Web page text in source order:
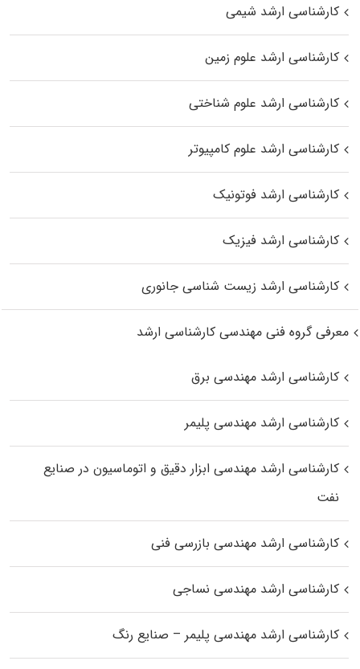
کارشناسی ارشد شیمی
کارشناسی ارشد علوم زمین
کارشناسی ارشد علوم شناختی
کارشناسی ارشد علوم کامپیوتر
کارشناسی ارشد فوتونیک
کارشناسی ارشد فیزیک
کارشناسی ارشد زیست‌ شناسی جانوری
معرفی گروه فنی مهندسی کارشناسی ارشد
کارشناسی ارشد مهندسی برق
کارشناسی ارشد مهندسی پلیمر
کارشناسی ارشد مهندسی ابزار دقیق و اتوماسیون در صنایع
نفت
کارشناسی ارشد مهندسی بازرسی فنی
کارشناسی ارشد مهندسی نساجی
کارشناسی ارشد مهندسی پلیمر – صنایع رنگ